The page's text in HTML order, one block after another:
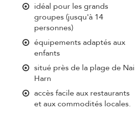
idéal pour les grands
groupes (jusqu'à 14
personnes)
équipements adaptés aux
enfants
situé près de la plage de Nai
Harn
accès facile aux restaurants
et aux commodités locales.